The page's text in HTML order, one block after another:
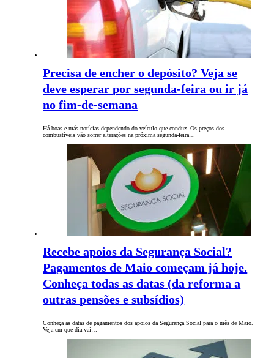
Precisa de encher o depósito? Veja se
deve esperar por segunda-feira ou ir já
no fim-de-semana
Há boas e más notícias dependendo do veículo que conduz. Os preços dos
combustíveis vão sofrer alterações na próxima segunda-feira…
Recebe apoios da Segurança Social?
Pagamentos de Maio começam já hoje.
Conheça todas as datas (da reforma a
outras pensões e subsídios)
Conheça as datas de pagamentos dos apoios da Segurança Social para o mês de Maio.
Veja em que dia vai…